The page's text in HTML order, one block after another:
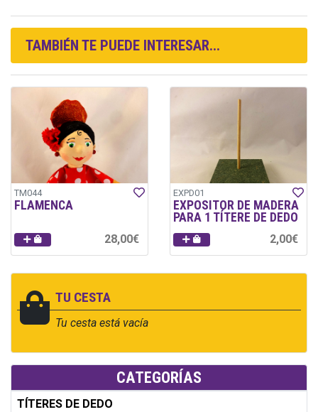
TU CESTA
Tu cesta está vacía
CATEGORÍAS
TÍTERES DE DEDO
TAMBIÉN TE PUEDE INTERESAR...
TM044
FLAMENCA
28,00€
EXPD01
EXPOSITOR DE MADERA
PARA 1 TÍTERE DE DEDO
2,00€